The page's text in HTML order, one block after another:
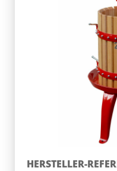
HERSTELLER-